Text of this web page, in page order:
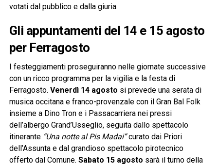
votati dal pubblico e dalla giuria.
Gli appuntamenti del 14 e 15 agosto
per Ferragosto
I festeggiamenti proseguiranno nelle giornate successive
con un ricco programma per la vigilia e la festa di
Ferragosto. Venerdì 14 agosto si prevede una serata di
musica occitana e franco-provenzale con il Gran Bal Folk
insieme a Dino Tron e i Passacarriera nei pressi
dell’albergo Grand’Usseglio, seguita dallo spettacolo
itinerante “Una notte al Pis Madai”curato dai Priori
dell’Assunta e dal grandioso spettacolo pirotecnico
offerto dal Comune. Sabato 15 agosto sarà il turno della